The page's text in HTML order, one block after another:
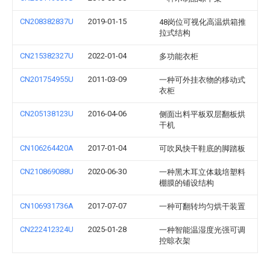
CN208382837U 2019-01-15
48岗位可视化高温烘箱推
拉式结构
CN215382327U 2022-01-04 多功能衣柜
CN201754955U 2011-03-09
一种可外挂衣物的移动式
衣柜
CN205138123U 2016-04-06
侧面出料平板双层翻板烘
干机
CN106264420A 2017-01-04 可吹风快干鞋底的脚踏板
CN210869088U 2020-06-30
一种黑木耳立体栽培塑料
棚膜的铺设结构
CN106931736A 2017-07-07 一种可翻转均匀烘干装置
CN222412324U 2025-01-28
一种智能温湿度光强可调
控晾衣架